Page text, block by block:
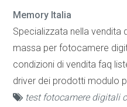
Memory Italia
Specializzata nella vendita
massa per fotocamere
condizioni di vendita faq
driver dei prodotti modulo
test fotocamere digitali